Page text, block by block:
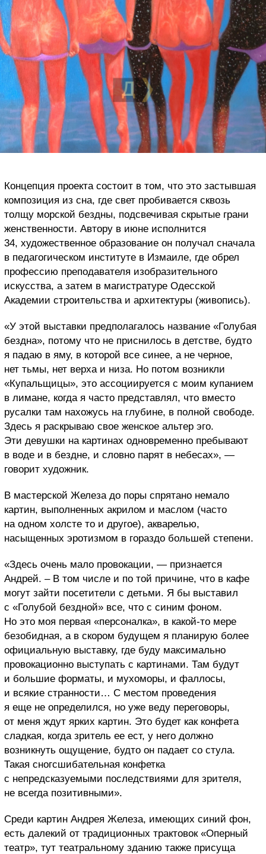
Концепция проекта состоит в том, что это застывшая
композиция из сна, где свет пробивается сквозь
толщу морской бездны, подсвечивая скрытые грани
женственности. Автору в июне исполнится
34, художественное образование он получал сначала
в педагогическом институте в Измаиле, где обрел
профессию преподавателя изобразительного
искусства, а затем в магистратуре Одесской
Академии строительства и архитектуры (живопись).
«У этой выставки предполагалось название «Голубая
бездна», потому что не приснилось в детстве, будто
я падаю в яму, в которой все синее, а не черное,
нет тьмы, нет верха и низа. Но потом возникли
«Купальщицы», это ассоциируется с моим купанием
в лимане, когда я часто представлял, что вместо
русалки там нахожусь на глубине, в полной свободе.
Здесь я раскрываю свое женское альтер эго.
Эти девушки на картинах одновременно пребывают
в воде и в бездне, и словно парят в небесах», —
говорит художник.
В мастерской Железа до поры спрятано немало
картин, выполненных акрилом и маслом (часто
на одном холсте то и другое), акварелью,
насыщенных эротизмом в гораздо большей степени.
«Здесь очень мало провокации, — признается
Андрей. – В том числе и по той причине, что в кафе
могут зайти посетители с детьми. Я бы выставил
с «Голубой бездной» все, что с синим фоном.
Но это моя первая «персоналка», в какой-то мере
безобидная, а в скором будущем я планирую более
официальную выставку, где буду максимально
провокационно выступать с картинами. Там будут
и большие форматы, и мухоморы, и фаллосы,
и всякие странности… С местом проведения
я еще не определился, но уже веду переговоры,
от меня ждут ярких картин. Это будет как конфета
сладкая, когда зритель ее ест, у него должно
возникнуть ощущение, будто он падает со стула.
Такая сногсшибательная конфетка
с непредсказуемыми последствиями для зрителя,
не всегда позитивными».
Среди картин Андрея Железа, имеющих синий фон,
есть далекий от традиционных трактовок «Оперный
театр», тут театральному зданию также присуща